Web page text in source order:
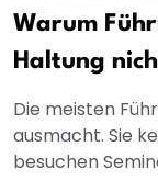
Warum
Haltung
Die meisten
ausmacht. Sie
besuchen